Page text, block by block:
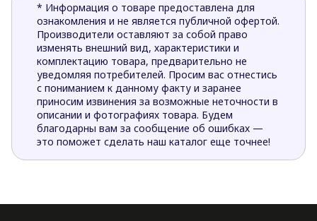
* Информация о товаре предоставлена для
ознакомления и не является публичной офертой.
Производители оставляют за собой право
изменять внешний вид, характеристики и
комплектацию товара, предварительно не
уведомляя потребителей. Просим вас отнестись
с пониманием к данному факту и заранее
приносим извинения за возможные неточности в
описании и фотографиях товара. Будем
благодарны вам за сообщение об ошибках —
это поможет сделать наш каталог еще точнее!